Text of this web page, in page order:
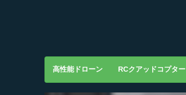
高性能ドローン RCクアッドコプター